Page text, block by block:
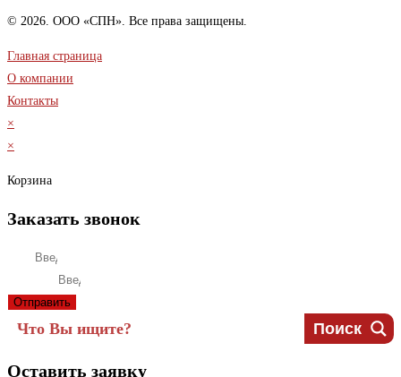
© 2026. ООО «СПН». Все права защищены.
Главная страница
О компании
Контакты
×
×
Корзина
Заказать звонок
Отправить
Поиск
Оставить заявку